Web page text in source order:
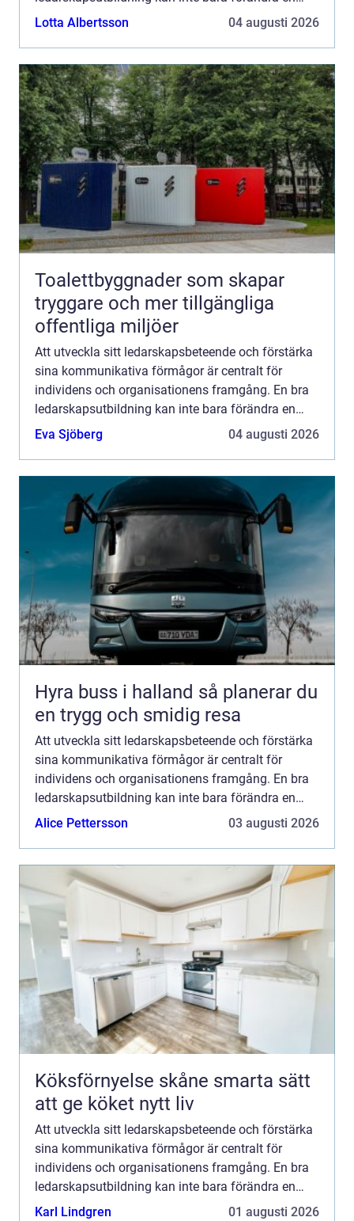
persons profe...
Lotta Albertsson 04 augusti 2026
Toalettbyggnader som skapar
tryggare och mer tillgängliga
offentliga miljöer
Att utveckla sitt ledarskapsbeteende och förstärka
sina kommunikativa förmågor är centralt för
individens och organisationens framgång. En bra
ledarskapsutbildning kan inte bara förändra en
persons profe...
Eva Sjöberg 04 augusti 2026
Hyra buss i halland så planerar du
en trygg och smidig resa
Att utveckla sitt ledarskapsbeteende och förstärka
sina kommunikativa förmågor är centralt för
individens och organisationens framgång. En bra
ledarskapsutbildning kan inte bara förändra en
persons profe...
Alice Pettersson 03 augusti 2026
Köksförnyelse skåne smarta sätt
att ge köket nytt liv
Att utveckla sitt ledarskapsbeteende och förstärka
sina kommunikativa förmågor är centralt för
individens och organisationens framgång. En bra
ledarskapsutbildning kan inte bara förändra en
persons profe...
Karl Lindgren 01 augusti 2026